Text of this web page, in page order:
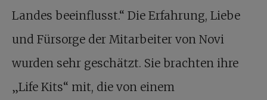
Landes beeinflusst.“ Die Erfahrung, Liebe
und Fürsorge der Mitarbeiter von Novi
wurden sehr geschätzt. Sie brachten ihre
„Life Kits“ mit, die von einem